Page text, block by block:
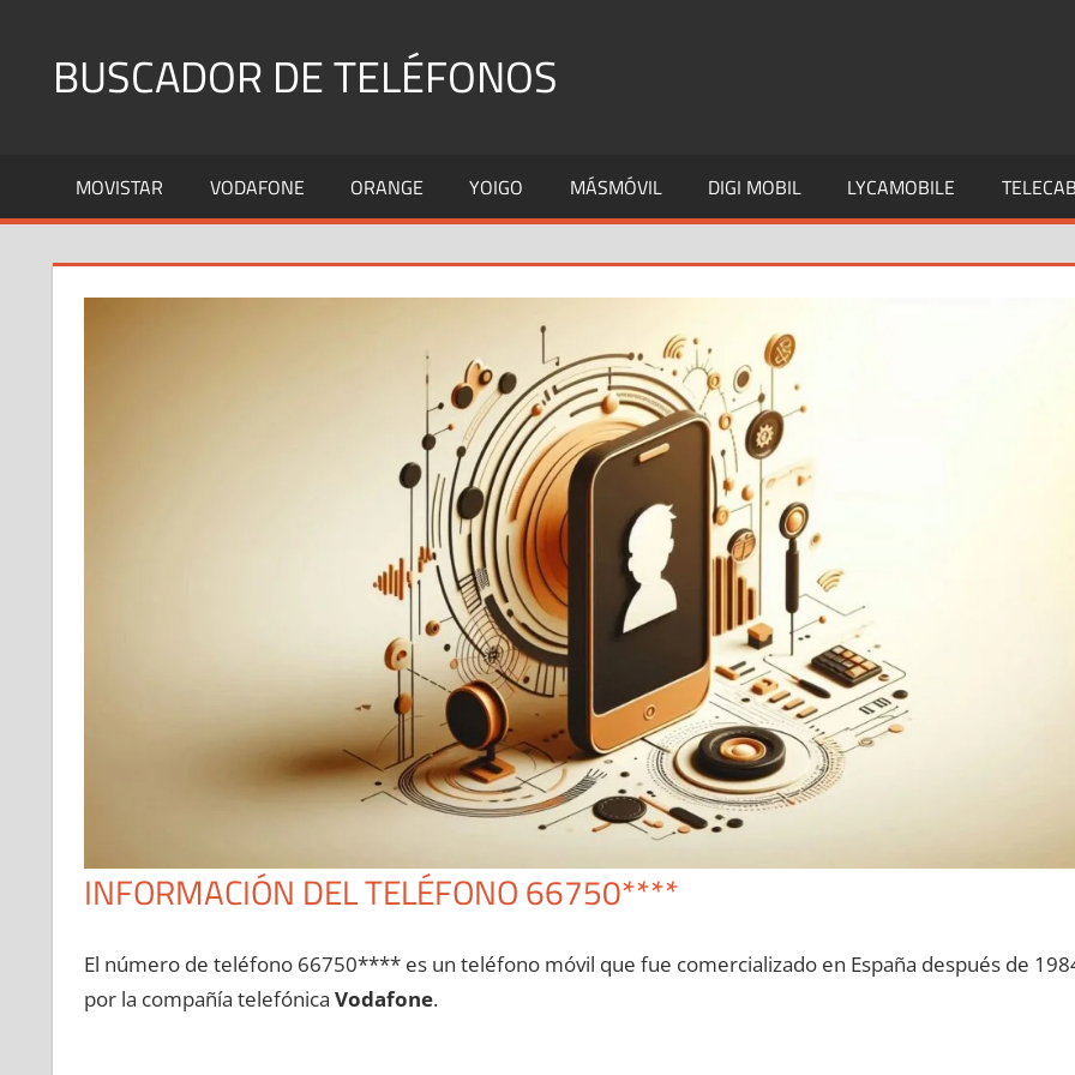
contenidoBUSCADOR DE TELÉFONOS
Fijos
y
MOVISTAR VODAFONE ORANGE YOIGO MÁSMÓVIL DIGI MOBIL LYCAMOBILE
INFORMACIÓN DEL TELÉFONO 66750****
El número dе teléfono 66750**** es un teléfono móvil quе fue comercializado en España después dе
pοr la compañía telefónica Vodafone.